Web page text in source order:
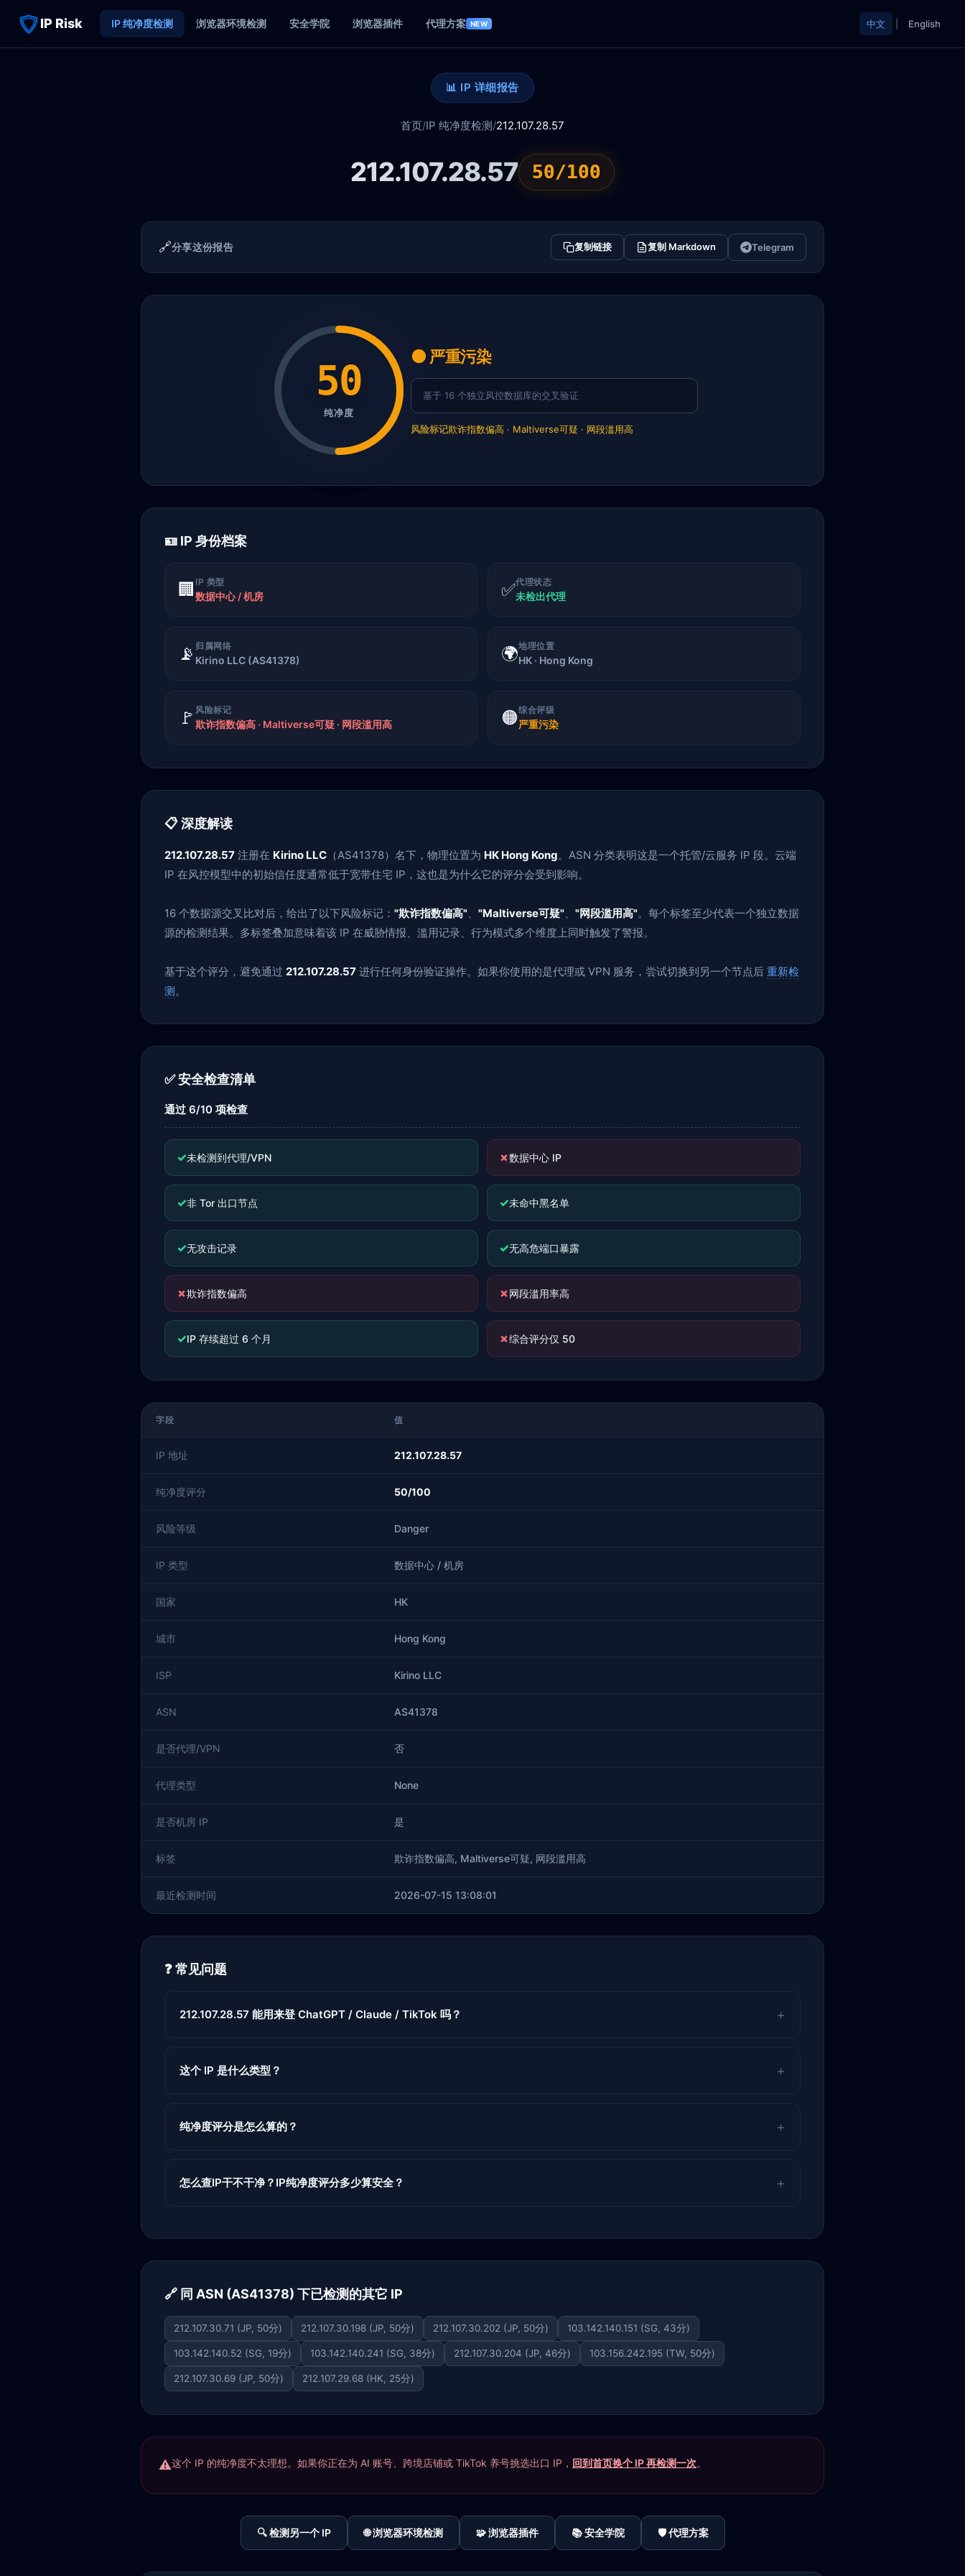
IP Risk IP 纯净度检测 浏览器环境检测 安全学院 浏览器插件 代理方案 NEW 中文 English
📊 IP 详细报告
首页/IP 纯净度检测/212.107.28.57
212.107.28.57 50/100
🔗分享这份报告 复制链接 复制 Markdown Telegram
50
纯净度
🟠 严重污染
基于 16 个独立风控数据库的交叉验证
风险标记欺诈指数偏高 · Maltiverse可疑 · 网段滥用高
🪪 IP 身份档案
🏢 IP 类型
数据中心 / 机房 ✅代理状态
未检出代理
📡 归属网络
Kirino LLC (AS41378) 🌍地理位置
HK · Hong Kong
🚩 风险标记
欺诈指数偏高 · Maltiverse可疑 · 网段滥用高 🟠综合评级
严重污染
📋 深度解读
212.107.28.57 注册在 Kirino LLC （AS41378）名下，物理位置为 HK Hong Kong。ASN 分类表明这是一个托管/云服务 IP 段。云端
IP 在风控模型中的初始信任度通常低于宽带住宅 IP，这也是为什么它的评分会受到影响。
16 个数据源交叉比对后，给出了以下风险标记： "欺诈指数偏高"、 "Maltiverse可疑"、 "网段滥用高"。每个标签至少代表一个独立数据
源的检测结果。多标签叠加意味着该 IP 在威胁情报、滥用记录、行为模式多个维度上同时触发了警报。
基于这个评分，避免通过 212.107.28.57 进行任何身份验证操作。如果你使用的是代理或 VPN 服务，尝试切换到另一个节点后 重新检
测。
✅ 安全检查清单
通过 6/10 项检查
✓未检测到代理/VPN ✗数据中心 IP
✓非 Tor 出口节点 ✓未命中黑名单
✓无攻击记录 ✓无高危端口暴露
✗欺诈指数偏高 ✗网段滥用率高
✓IP 存续超过 6 个月 ✗综合评分仅 50
字段 值
IP 地址 212.107.28.57
纯净度评分 50/100
风险等级 Danger
IP 类型 数据中心 / 机房
国家 HK
城市 Hong Kong
ISP Kirino LLC
ASN AS41378
是否代理/VPN 否
代理类型 None
是否机房 IP 是
标签 欺诈指数偏高, Maltiverse可疑, 网段滥用高
最近检测时间 2026-07-15 13:08:01
❓ 常见问题
212.107.28.57 能用来登 ChatGPT / Claude / TikTok 吗？
这个 IP 是什么类型？
纯净度评分是怎么算的？
怎么查IP干不干净？IP纯净度评分多少算安全？
🔗 同 ASN (AS41378) 下已检测的其它 IP
212.107.30.71 (JP, 50分) 212.107.30.198 (JP, 50分) 212.107.30.202 (JP, 50分) 103.142.140.151 (SG, 43分)
103.142.140.52 (SG, 19分) 103.142.140.241 (SG, 38分) 212.107.30.204 (JP, 46分) 103.156.242.195 (TW, 50分)
212.107.30.69 (JP, 50分) 212.107.29.68 (HK, 25分)
这个 IP 的纯净度不太理想。如果你正在为 AI 账号、跨境店铺或 TikTok 养号挑选出口 IP， 回到首页换个 IP 再检测一次。
🔍 检测另一个 IP 🌐 浏览器环境检测 🧩 浏览器插件 📚 安全学院 🛡️ 代理方案